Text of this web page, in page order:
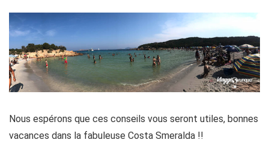
Nous espérons que ces conseils vous seront utiles, bonnes
vacances dans la fabuleuse Costa Smeralda !!